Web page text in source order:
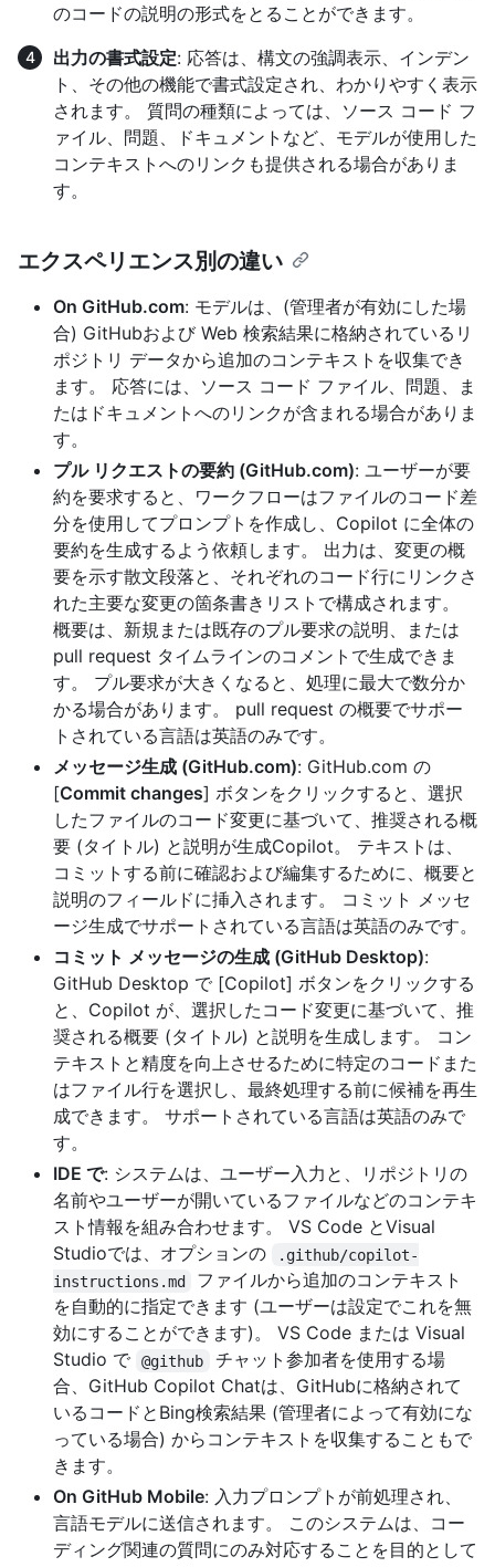
のコードの説明の形式をとることができます。
出力の書式設定: 応答は、構文の強調表示、インデン
ト、その他の機能で書式設定され、わかりやすく表示
されます。 質問の種類によっては、ソース コード フ
ァイル、問題、ドキュメントなど、モデルが使用した
コンテキストへのリンクも提供される場合がありま
す。
エクスペリエンス別の違い
On GitHub.com: モデルは、(管理者が有効にした場
合) GitHubおよび Web 検索結果に格納されているリ
ポジトリ データから追加のコンテキストを収集でき
ます。 応答には、ソース コード ファイル、問題、ま
たはドキュメントへのリンクが含まれる場合がありま
す。
プル リクエストの要約 (GitHub.com): ユーザーが要
約を要求すると、ワークフローはファイルのコード差
分を使用してプロンプトを作成し、Copilot に全体の
要約を生成するよう依頼します。 出力は、変更の概
要を示す散文段落と、それぞれのコード行にリンクさ
れた主要な変更の箇条書きリストで構成されます。
概要は、新規または既存のプル要求の説明、または
pull request タイムラインのコメントで生成できま
す。 プル要求が大きくなると、処理に最大で数分か
かる場合があります。 pull request の概要でサポー
トされている言語は英語のみです。
メッセージ生成 (GitHub.com): GitHub.com の
[Commit changes] ボタンをクリックすると、選択
したファイルのコード変更に基づいて、推奨される概
要 (タイトル) と説明が生成Copilot。 テキストは、
コミットする前に確認および編集するために、概要と
説明のフィールドに挿入されます。 コミット メッセ
ージ生成でサポートされている言語は英語のみです。
コミット メッセージの生成 (GitHub Desktop):
GitHub Desktop で [Copilot] ボタンをクリックする
と、Copilot が、選択したコード変更に基づいて、推
奨される概要 (タイトル) と説明を生成します。 コン
テキストと精度を向上させるために特定のコードまた
はファイル行を選択し、最終処理する前に候補を再生
成できます。 サポートされている言語は英語のみで
す。
IDE で: システムは、ユーザー入力と、リポジトリの
名前やユーザーが開いているファイルなどのコンテキ
スト情報を組み合わせます。 VS Code とVisual
Studioでは、オプションの
.github/copilot-
instructions.md
ファイルから追加のコンテキスト
を自動的に指定できます (ユーザーは設定でこれを無
効にすることができます)。 VS Code または Visual
Studio で
@github
チャット参加者を使用する場
合、GitHub Copilot Chatは、GitHubに格納されて
いるコードとBing検索結果 (管理者によって有効にな
っている場合) からコンテキストを収集することもで
きます。
On GitHub Mobile: 入力プロンプトが前処理され、
言語モデルに送信されます。 このシステムは、コー
ディング関連の質問にのみ対応することを目的として